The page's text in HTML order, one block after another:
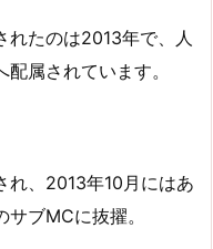
れたのは2013年で、人
属されています。
れ、2013年10月にはあ
ブMCに抜擢。